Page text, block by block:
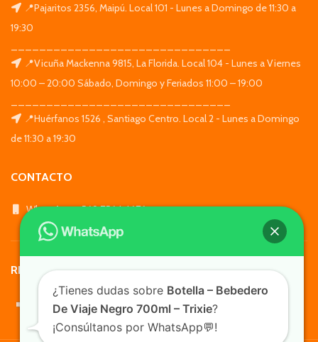
📍Pajaritos 2356, Maipú. Local 101 - Lunes a Domingo de 11:30 a
19:30
📍Vicuña Mackenna 9815, La Florida. Local 104 - Lunes a Viernes
10:00 – 20:00 Sábado, Domingo y Feriados 11:00 – 19:00
📍Huérfanos 1526 , Santiago Centro. Local 2 - Lunes a Domingo
de 11:30 a 19:30
CONTACTO
WhatsApp: +569 7564 4676
REDES SOCIALES
¿Tienes dudas sobre Botella – Bebedero
De Viaje Negro 700ml – Trixie?
¡Consúltanos por WhatsApp💬!